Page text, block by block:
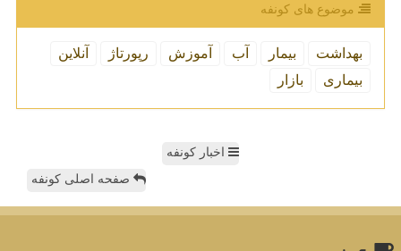
موضوع های كونفه
بهداشت بیمار آب آموزش رپورتاژ
آنلاین
بیماری
بازار
اخبار کونفه
صفحه اصلی کونفه